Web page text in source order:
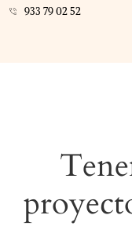
933 79 02 52